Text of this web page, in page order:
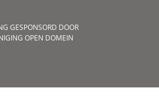
GESPONSORD DOOR
OPEN DOMEIN